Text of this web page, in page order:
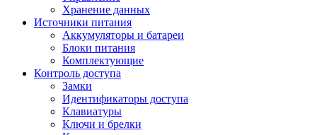
Хранение данных
Источники питания
Аккумуляторы и батареи
Блоки питания
Комплектующие
Контроль доступа
Замки
Идентификаторы доступа
Клавиатуры
Ключи и брелки